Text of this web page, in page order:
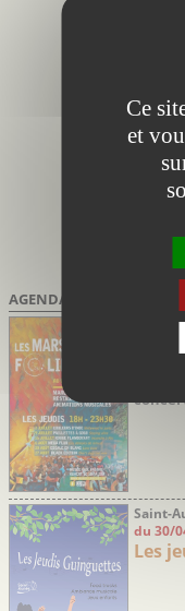
AGENDA DES SORTIES
du 02/
Saint-
du 30/
Les
Ce
et